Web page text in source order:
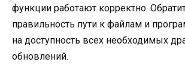
функции работают корректно.
правильность пути к файлам и
на доступность всех необходимых
обновлений.